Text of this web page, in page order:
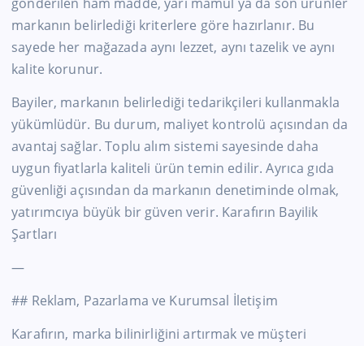
markanın belirlediği kriterlere göre hazırlanır. Bu
sayede her mağazada aynı lezzet, aynı tazelik ve aynı
kalite korunur.
Bayiler, markanın belirlediği tedarikçileri kullanmakla
yükümlüdür. Bu durum, maliyet kontrolü açısından da
avantaj sağlar. Toplu alım sistemi sayesinde daha
uygun fiyatlarla kaliteli ürün temin edilir. Ayrıca gıda
güvenliği açısından da markanın denetiminde olmak,
yatırımcıya büyük bir güven verir. Karafırın Bayilik
Şartları
—
## Reklam, Pazarlama ve Kurumsal İletişim
Karafırın, marka bilinirliğini artırmak ve müşteri